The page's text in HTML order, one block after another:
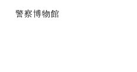
警察博物館